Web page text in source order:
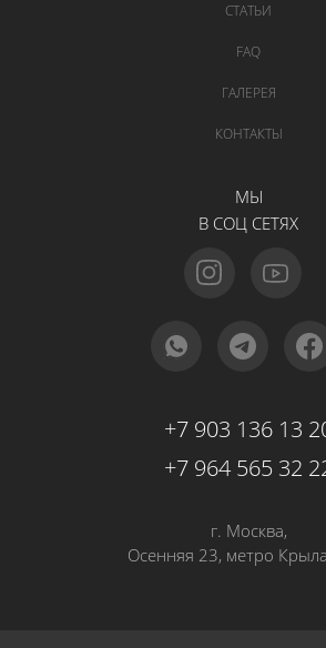
СТАТЬИ
FAQ
ГАЛЕРЕЯ
КОНТАКТЫ
МЫ
В СОЦ СЕТЯХ
+7 903 136 13
+7 964 565 32
г. Москва,
Осенняя 23, метро